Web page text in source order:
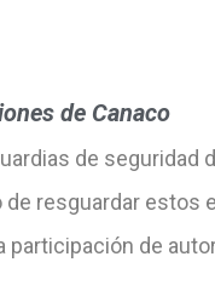
de Canaco
de seguridad
resguardar
participación de